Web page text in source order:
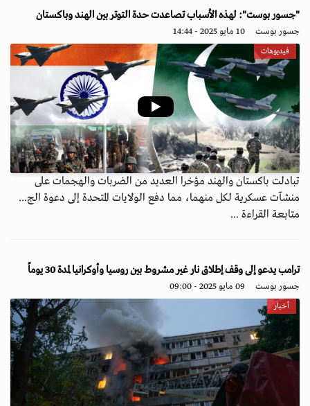
"جسور بوست": لهذه الأسباب تصاعدت حدة التوتر بين الهند وباكستان
جسور بوست 10 مايو 2025 - 14:44
فيديوهات
تبادلت باكستان والهند مؤخرا العديد من الضربات والهجمات على
منشآت عسكرية لكل منهما، مما دفع الولايات المتحدة إلى دعوة الج...
متابعة القراءة ...
ترامب يدعو إلى وقف إطلاق نار غير مشروط بين روسيا وأوكرانيا لمدة 30 يوماً
جسور بوست 09 مايو 2025 - 09:00
أخبار